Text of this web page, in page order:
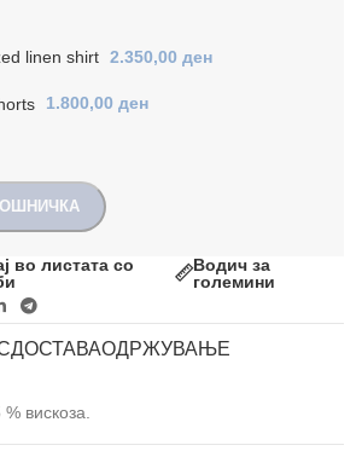
linen shirt 2.350,00 ден
1.800,00 ден
во листата со
Водич за
големини
ДОСТАВАОДРЖУВАЊЕ
вискоза.